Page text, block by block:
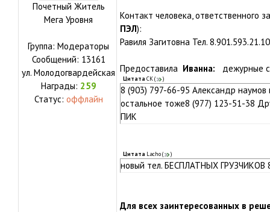
Почетный Житель
Мега Уровня
Группа: Модераторы
Сообщений: 13161
ул. Молодогвардейская
Награды: 259
Статус: оффлайн
Контакт человека, ответственного
ПЭЛ):
Равиля Загитовна Тел. 8.901.593.21.10
Предоставила Иванна: дежурные
Цитата СК( )
8 (903) 797-66-95 Александр
остальное тоже8 (977) 123-51-38
ПИК
Цитата Lacho( )
новый тел. БЕСПЛАТНЫХ ГРУЗЧИКОВ
Для всех заинтересованных в